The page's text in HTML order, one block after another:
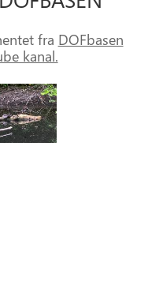
fra DOFbasen
kanal.